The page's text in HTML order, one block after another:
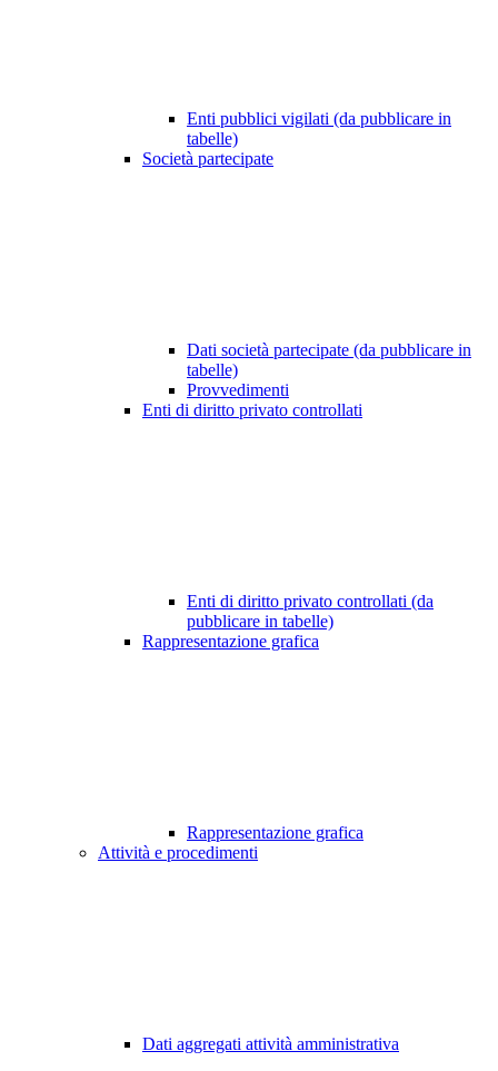
Enti pubblici vigilati (da pubblicare in
tabelle)
Società partecipate
Dati società partecipate (da pubblicare in
tabelle)
Provvedimenti
Enti di diritto privato controllati
Enti di diritto privato controllati (da
pubblicare in tabelle)
Rappresentazione grafica
Rappresentazione grafica
Attività e procedimenti
Dati aggregati attività amministrativa